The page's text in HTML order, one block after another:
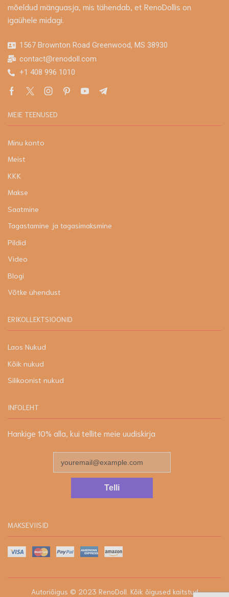
mõeldud mänguasja, mis tähendab, et RenoDollis on
igaühele midagi.
1567 Brownton Road Greenwood, MS 38930
contact@renodoll.com
+1 408 996 1010
MEIE TEENUSED
Minu konto
Meist
KKK
Makse
Saatmine
Tagastamine ja tagasimaksmine
Pildid
Video
Blogi
Võtke ühendust
ERIKOLLEKTSIOONID
Laos Nukud
Kõik nukud
Silikoonist nukud
INFOLEHT
Hankige 10% alla, kui tellite meie uudiskirja
Telli
MAKSEVIISID
Autoriõigus © 2023 RenoDoll . Kõik õigused kaitstud